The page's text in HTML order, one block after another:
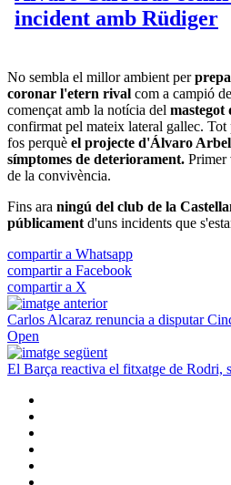
No sembla el millor ambient per
coronar l'etern rival com a campió
començat amb la notícia del mastegot
confirmat pel mateix lateral gallec. Tot
fos perquè el projecte d'Álvaro
símptomes de deteriorament. Primer
de la convivència.
Fins ara ningú del club de la
públicamentd'uns incidents que
compartir a Whatsapp
compartir a Facebook
compartir a X
Carlos Alcaraz renuncia a disputar
Open
El Barça reactiva el fitxatge de Rodri,